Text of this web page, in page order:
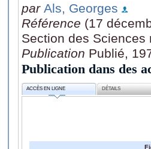
par Als, Georges
Référence (17
Section des Sciences
Publication Publié,
Publication dans des
ACCÈS EN LIGNE DÉTAILS